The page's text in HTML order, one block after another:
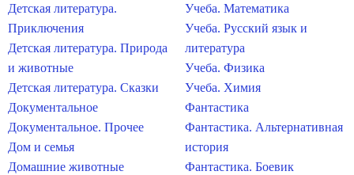
Детская литература.
Приключения
Детская литература. Природа
и животные
Детская литература. Сказки
Документальное
Документальное. Прочее
Дом и семья
Домашние животные
Учеба. Математика
Учеба. Русский язык и
литература
Учеба. Физика
Учеба. Химия
Фантастика
Фантастика. Альтернативная
история
Фантастика. Боевик